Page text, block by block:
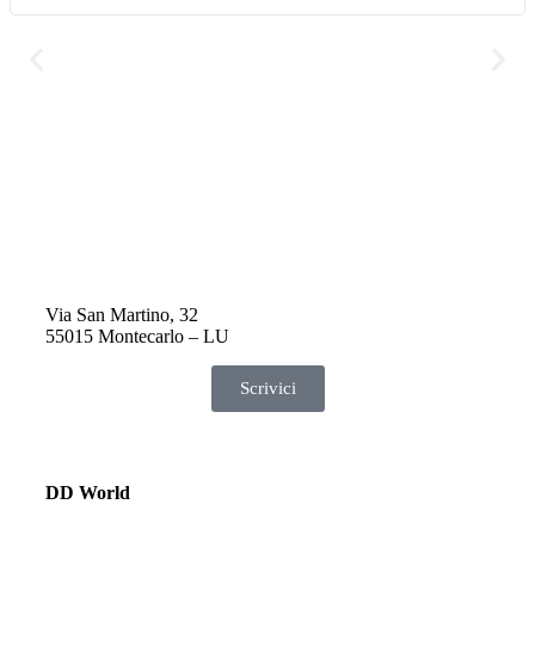
Via San Martino, 32
55015 Montecarlo – LU
Scrivici
DD World